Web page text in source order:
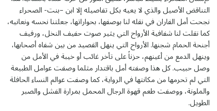
التناقض الأصيل والذي لا يعيه بكل تفاصيله إلا ابن –بنت- الصحراء
نجحت أمل الفاران في نقله لنا بوصفها، بحواراتها، جعلتنا نحسه ونعانيه،
كما نقلت لنا شفافية الأرواح التي يثير صوت حفيف النخل، ورفيف
أجنحة الحمام شجنها. الأرواح التي ينهل القصيد من بين شفاه أصحابها،
وينهل الدمع من أعينهم، حزناً على تأخر غائب أو خيبة في الأمل من
وصل حبيب. كل هذا وصفته أمل باقتدار مثلما وصفت عوامل الطبيعة
التي لم تحرمها من مكانتها في الرواية، كما وصفت عوالم النساء الحافلة
والملونة، ووصفت طعم قهوة الرجال المحمل بمرارة الفشل والصبر
الطويل.